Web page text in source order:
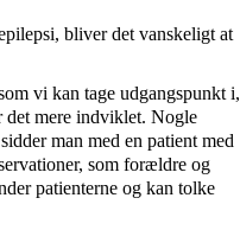
bliver det vanskeligt at
vi kan tage udgangspunkt i,
det mere indviklet. Nogle
man med en patient med
som forældre og
patienterne og kan tolke